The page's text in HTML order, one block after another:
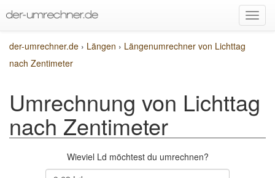
der-umrechner.de › Längen › Längenumrechner von Lichttag
nach Zentimeter
Umrechnung von Lichttag
nach Zentimeter
Wieviel Ld möchtest du umrechnen?